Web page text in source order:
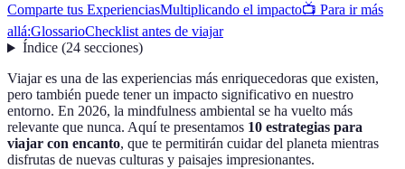
Comparte tus ExperienciasMultiplicando el impacto📺 Para ir más
allá:GlossarioChecklist antes de viajar
Índice(24 secciones)
Viajar es una de las experiencias más enriquecedoras que existen,
pero también puede tener un impacto significativo en nuestro
entorno. En 2026, la mindfulness ambiental se ha vuelto más
relevante que nunca. Aquí te presentamos 10 estrategias para
viajar con encanto, que te permitirán cuidar del planeta mientras
disfrutas de nuevas culturas y paisajes impresionantes.